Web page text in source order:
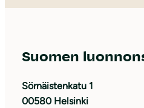
Suomen
Sörnäistenkatu 1
00580 Helsinki